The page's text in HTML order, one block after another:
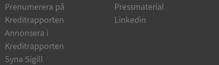
Prenumerera på
Kreditrapporten
Annonsera i
Kreditrapporten
Syna Sigill
Pressmaterial
Linkedin
ARRAffinity
Corporation